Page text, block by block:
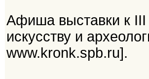
Афиша выставки к III
искусству и
www.kronk.spb.ru].